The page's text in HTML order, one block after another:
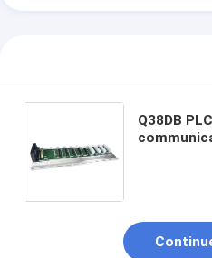
Q38DB